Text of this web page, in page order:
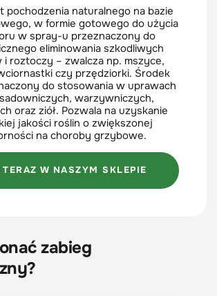
pochodzenia naturalnego na bazie
w formie gotowego do użycia
w spray-u przeznaczony do
eliminowania szkodliwych
i roztoczy – zwalcza np. mszyce,
czy przędziorki. Środek
do stosowania w uprawach
warzywniczych,
oraz ziół. Pozwala na uzyskanie
jakości roślin o zwiększonej
na choroby grzybowe.
TERAZ W NASZYM SKLEPIE
zabieg